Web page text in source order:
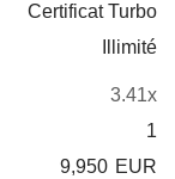
Certificat Turbo
Illimité
3.41x
1
9,950 EUR